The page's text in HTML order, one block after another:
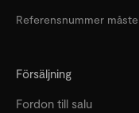
Referensnummer
Försäljning
Fordon till salu